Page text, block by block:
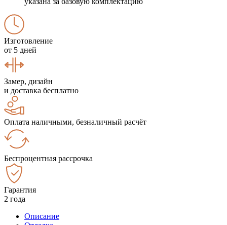
Изготовление
от 5 дней
Замер, дизайн
и доставка бесплатно
Оплата наличными, безналичный расчёт
Беспроцентная рассрочка
Гарантия
2 года
Описание